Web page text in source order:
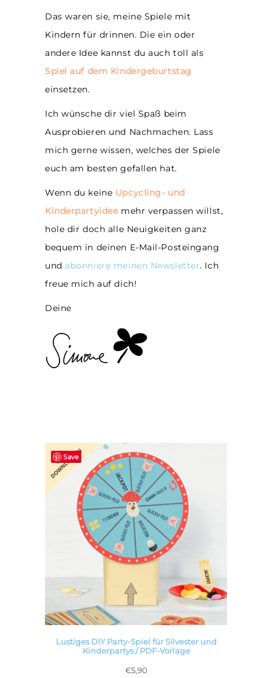
Das waren sie, meine Spiele mit
Kindern für drinnen. Die ein oder
andere Idee kannst du auch toll als
Spiel auf dem Kindergeburtstag
einsetzen.
Ich wünsche dir viel Spaß beim
Ausprobieren und Nachmachen. Lass
mich gerne wissen, welches der Spiele
euch am besten gefallen hat.
Wenn du keine Upcycling- und
Kinderpartyidee mehr verpassen willst,
hole dir doch alle Neuigkeiten ganz
bequem in deinen E-Mail-Posteingang
und abonniere meinen Newsletter. Ich
freue mich auf dich!
Deine
Lustiges DIY Party-Spiel für Silvester und
Kinderpartys / PDF-Vorlage
€5,90
Save